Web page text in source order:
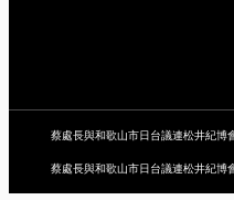
蔡處長與和歌山市日台議連松井紀博
蔡處長與和歌山市日台議連松井紀博